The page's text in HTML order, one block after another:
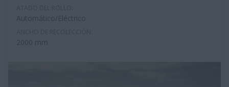
Automático/Eléctrico
2000 mm